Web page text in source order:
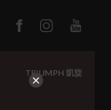
TRIUMPH 凱旋